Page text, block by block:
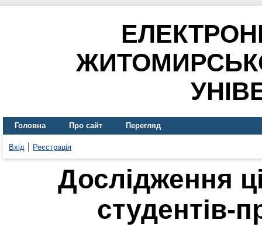
Головна Про сайт Перегляд
Вхід Реєстрація
Дослідження
студентів-